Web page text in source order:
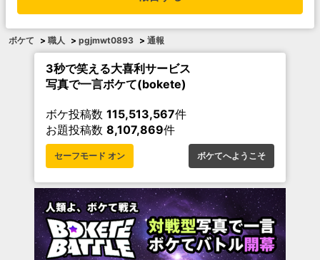
ボケて > 職人 > pgjmwt0893 > 通報
3秒で笑える大喜利サービス
写真で一言ボケて(bokete)
ボケ投稿数 115,513,567件
お題投稿数 8,107,869件
セーフモード オン ボケてへようこそ